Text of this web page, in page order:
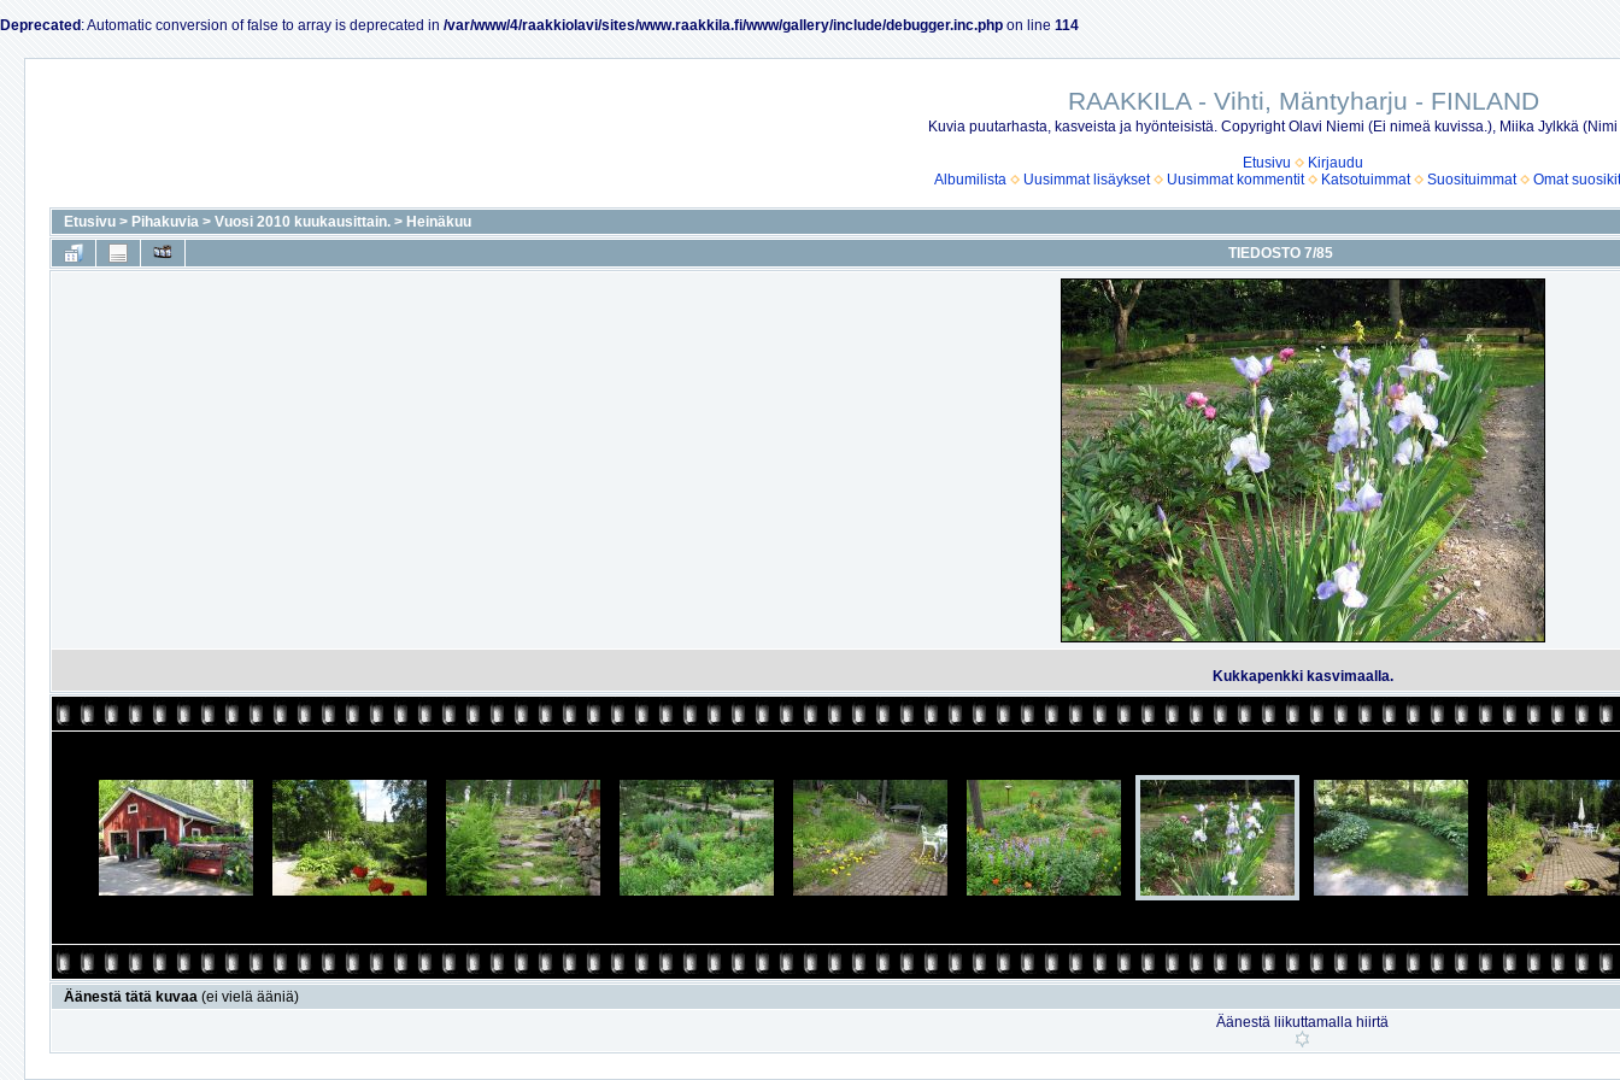
Deprecated : Automatic conversion of false to array is deprecated in /var/www/4/raakkiolavi/sites/www.raakkila.fi/www/gallery/include/debugger.inc.php on line 114
RAAKKILA - Vihti, Mäntyharju - FINLAND
Kuvia puutarhasta, kasveista ja hyönteisistä. Copyright Olavi Niemi (Ei nimeä kuvissa.), Miika Jylkkä
Etusivu
Kirjaudu
Albumilista
Uusimmat lisäykset Uusimmat kommentit Katsotuimmat Suosituimmat Omat suosikit
Etusivu > Pihakuvia > Vuosi 2010 kuukausittain. > Heinäkuu
TIEDOSTO 7/85
Kukkapenkki kasvimaalla.
Äänestä tätä kuvaa (ei vielä ääniä)
Äänestä liikuttamalla hiirtä